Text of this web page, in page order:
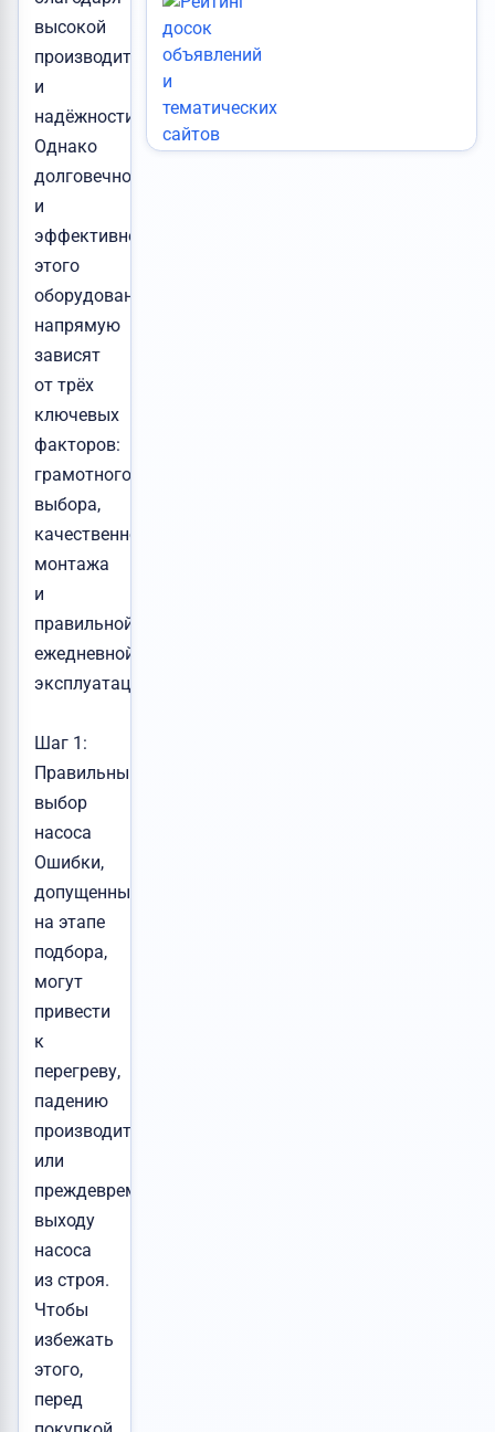
высокой
производительности
и
надёжности.
Однако
долговечность
и
эффективность
этого
оборудования
напрямую
зависят
от трёх
ключевых
факторов:
грамотного
выбора,
качественного
монтажа
и
правильной
ежедневной
эксплуатации.
Шаг 1:
Правильный
выбор
насоса
Ошибки,
допущенные
на этапе
подбора,
могут
привести
к
перегреву,
падению
производительности
или
преждевременному
выходу
насоса
из строя.
Чтобы
избежать
этого,
перед